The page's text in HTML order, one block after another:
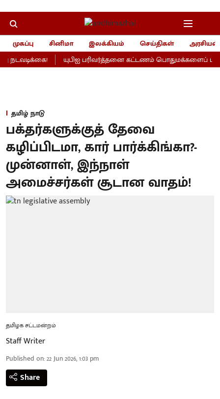
முகப்பு சினிமா இலக்கியம் செய்திகள்
அரசியல்
யுபிஐ பரிவர்த்தனை கட்டணம் பொதுமக்களைப்
தமிழ் நாடு
பக்தர்களுக்குத் தேவை
கழிப்பிடமா, கார் பார்க்கிங்கா?-
முன்னாள், இந்நாள்
அமைச்சர்கள் சூடான வாதம்!
தமிழக சட்டமன்றம்
Staff Writer
Published on:22 Jun 2026, 1:03 pm
Share